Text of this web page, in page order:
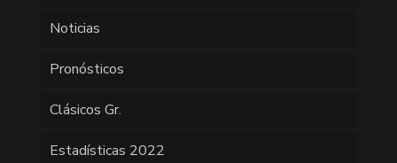
Noticias
Pronósticos
Clásicos Gr.
Estadísticas 2022